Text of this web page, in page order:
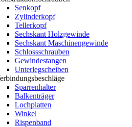
Senkopf
Zylinderkopf
Tellerkopf
Sechskant Holzgewinde
Sechskant Maschinengewinde
Schlossschrauben
Gewindestangen
Unterlegscheiben
Sparrenhalter
Balkenträger
Lochplatten
Winkel
Rispenband